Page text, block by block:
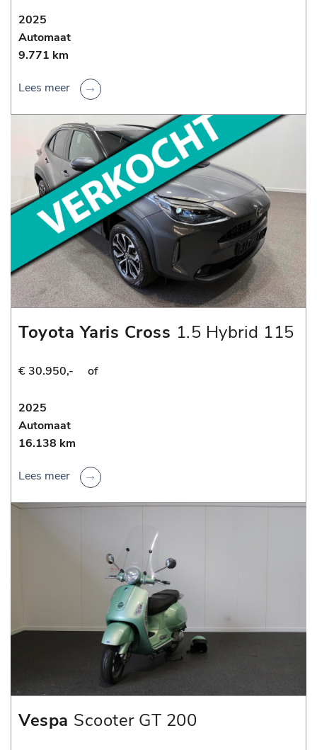
2025
Automaat
9.771 km
Lees meer
Toyota Yaris Cross 1.5 Hybrid 115
€ 30.950,- of
2025
Automaat
16.138 km
Lees meer
Vespa Scooter GT 200